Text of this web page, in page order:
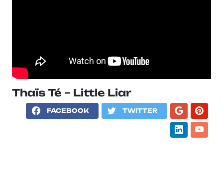
Thaïs Té – Little Liar
FACEBOOK TWITTER